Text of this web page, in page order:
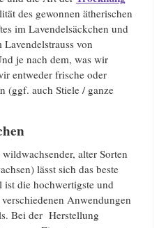
des gewonnen ätherischen
im Lavendelsäckchen und
von
je nach dem, was wir
entweder frische oder
(ggf. auch Stiele / ganze
alter Sorten
lässt sich das beste
die hochwertigste und
Anwendungen
Bei der Herstellung